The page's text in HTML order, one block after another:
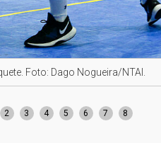
Foto: Dago Nogueira/NTAI.
2 3 4 5 6 7 8